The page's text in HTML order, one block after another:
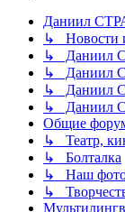
Даниил
↳ Новости
↳ Даниил
↳ Даниил
↳ Даниил
↳ Даниил
Общие
↳ Театр,
↳ Болталка
↳ Наш
↳